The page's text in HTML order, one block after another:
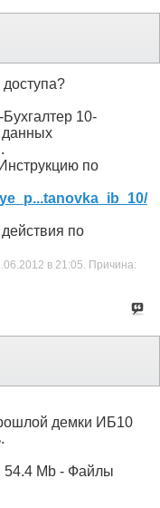
10-
по
по
в 21:05 Причина:
демки ИБ10
54.4 Mb - Файлы